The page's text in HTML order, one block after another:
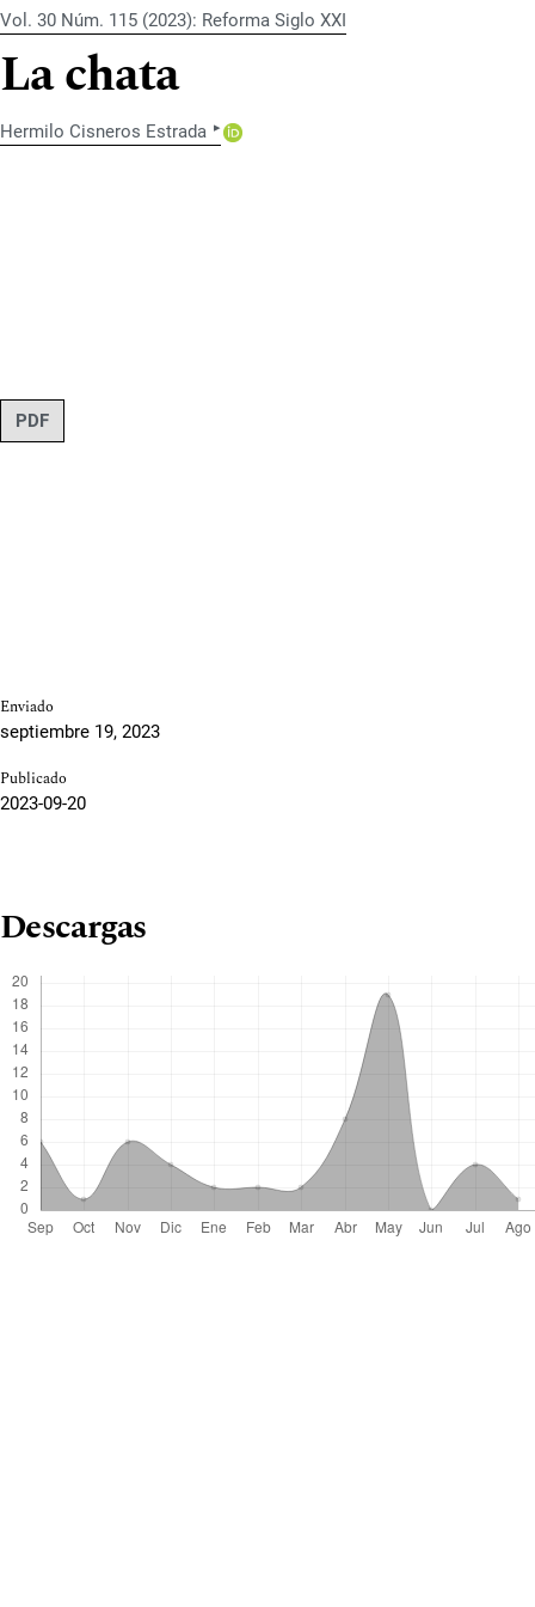
Vol. 30 Núm. 115 (2023): Reforma Siglo XXI
La chata
Hermilo Cisneros Estrada ▸
PDF
Enviado
septiembre 19, 2023
Publicado
2023-09-20
Descargas